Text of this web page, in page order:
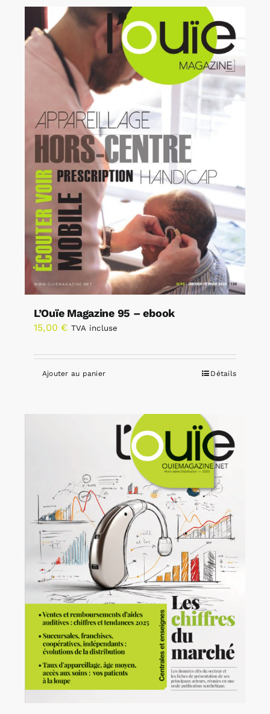
L’Ouïe Magazine 95 – ebook
15,00 € TVA incluse
Ajouter au panier Détails